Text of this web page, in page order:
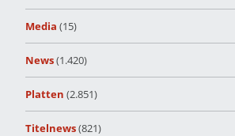
Media (15)
News(1.420)
Platten (2.851)
Titelnews(821)